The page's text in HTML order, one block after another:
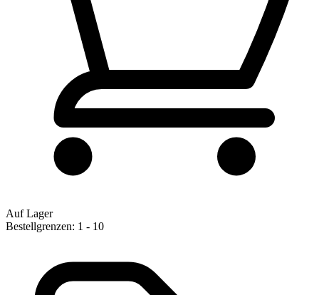
Auf Lager
Bestellgrenzen: 1 - 10